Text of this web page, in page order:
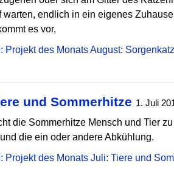
warten, endlich in ein eigenes
es vor,
Projekt des Monats August:
und Sommerhitze 1. Juli
die Sommerhitze Mensch und Tier
die ein oder andere Abkühlung.
Projekt des Monats Juli: Tiere und